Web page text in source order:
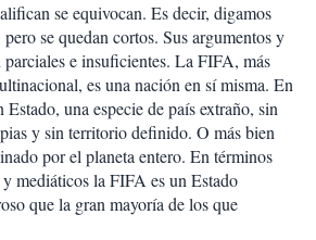
se equivocan. Es decir, digamos
se quedan cortos. Sus argumentos y
parciales e insuficientes. La FIFA, más
es una nación en sí misma. En
Estado, una especie de país extraño, sin
y sin territorio definido. O más bien
por el planeta entero. En términos
mediáticos la FIFA es un Estado
que la gran mayoría de los que